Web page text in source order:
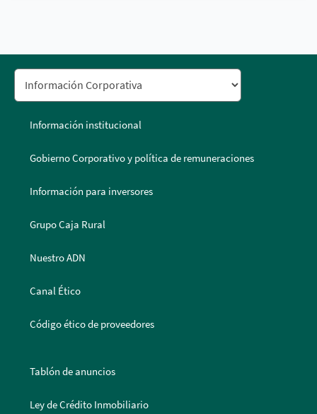
Información institucional
Gobierno Corporativo y política de remuneraciones
Información para inversores
Grupo Caja Rural
Nuestro ADN
Canal Ético
Código ético de proveedores
Tablón de anuncios
Ley de Crédito Inmobiliario